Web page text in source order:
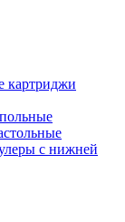
картриджи
с нижней